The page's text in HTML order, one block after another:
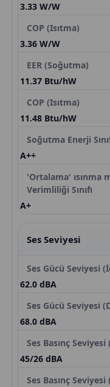
3.33 W/W
COP (Isıtma)
3.36 W/W
EER (Soğutma)
11.37 Btu/hW
COP (Isıtma)
11.48 Btu/hW
Soğutma Enerji
A++
'Ortalama' ısınma
Verimliliği Sınıfı
A+
Ses Seviyesi
Ses Gücü Seviyesi
62.0 dBA
Ses Gücü Seviyesi
68.0 dBA
Ses Basınç
45/26 dBA
Ses Basınç